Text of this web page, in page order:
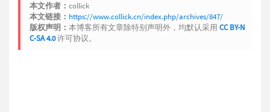
本文作者： collick
本文链接： https://www.collick.cn/index.php/archives/847/
版权声明： 本博客所有文章除特别声明外，均默认采用 CC BY-N
C-SA 4.0许可协议。